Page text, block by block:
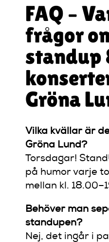
FAQ –
frågor
standup
Gröna
Vilka kvällar är
Gröna Lund?
Torsdagar!
på humor varje
mellan kl.
Behöver man
standupen?
Nej, det ingår i